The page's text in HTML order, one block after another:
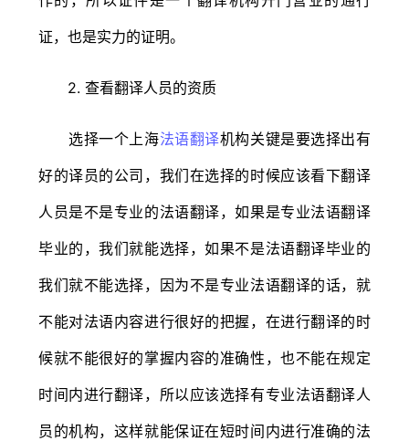
证，也是实力的证明。
2. 查看翻译人员的资质
选择一个上海法语翻译机构关键是要选择出有
好的译员的公司，我们在选择的时候应该看下翻译
人员是不是专业的法语翻译，如果是专业法语翻译
毕业的，我们就能选择，如果不是法语翻译毕业的
我们就不能选择，因为不是专业法语翻译的话，就
不能对法语内容进行很好的把握，在进行翻译的时
候就不能很好的掌握内容的准确性，也不能在规定
时间内进行翻译，所以应该选择有专业法语翻译人
员的机构，这样就能保证在短时间内进行准确的法